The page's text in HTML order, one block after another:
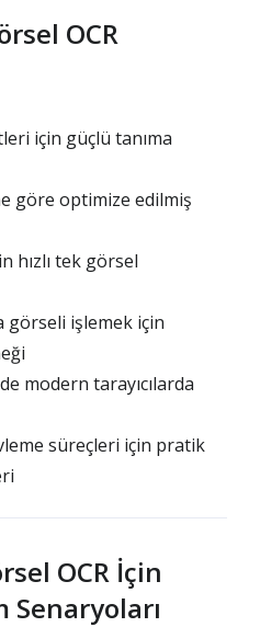
OCR
için güçlü tanıma
göre optimize edilmiş
hızlı tek görsel
görseli işlemek için
modern tarayıcılarda
süreçleri için pratik
OCR İçin
Senaryoları